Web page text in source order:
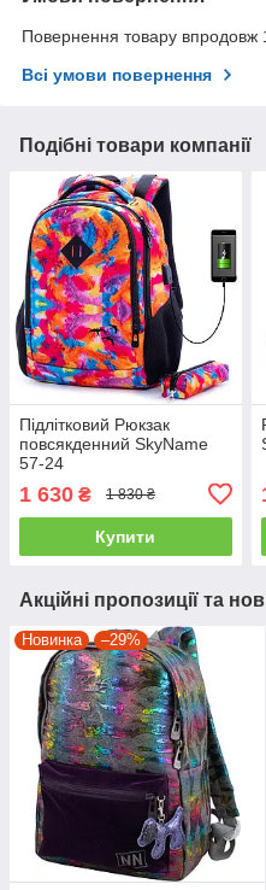
Повернення товару впродовж
Всі умови повернення
Подібні товари компанії
Підлітковий Рюкзак
повсякденний SkyName
57-24
1 630 ₴ 1 830 ₴
Купити
Акційні пропозиції та
Новинка –29%